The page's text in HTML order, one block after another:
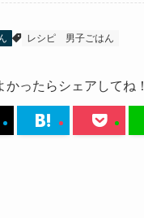
レシピ 男子ごはん
かったらシェアしてね！